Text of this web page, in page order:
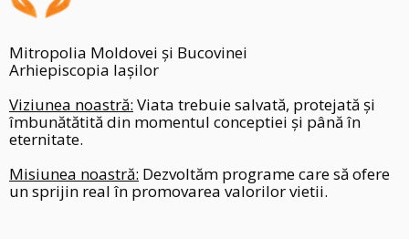
Mitropolia Moldovei și Bucovinei
Arhiepiscopia Iașilor
Viziunea noastră: Viata trebuie salvată, protejată și
îmbunătătită din momentul conceptiei și până în
eternitate.
Misiunea noastră: Dezvoltăm programe care să ofere
un sprijin real în promovarea valorilor vietii.